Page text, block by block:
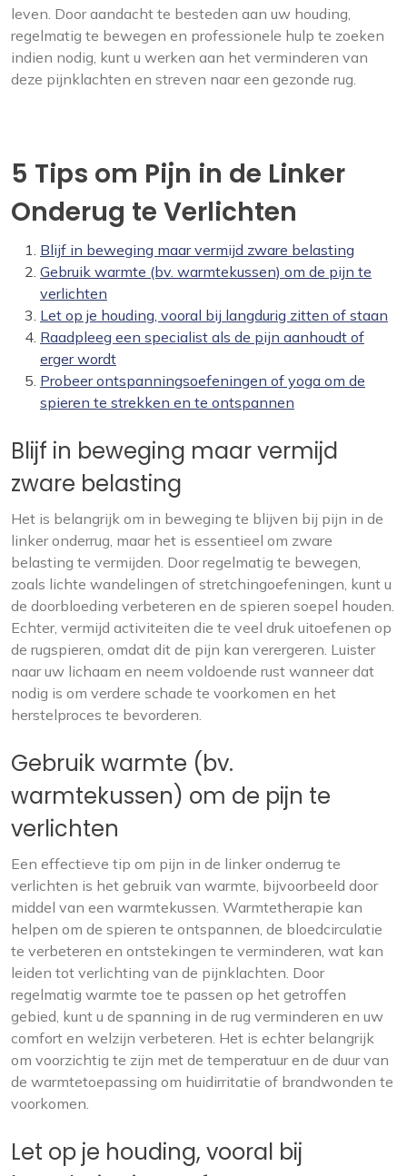
leven. Door aandacht te besteden aan uw houding,
regelmatig te bewegen en professionele hulp te zoeken
indien nodig, kunt u werken aan het verminderen van
deze pijnklachten en streven naar een gezonde rug.
5 Tips om Pijn in de Linker
Onderug te Verlichten
Blijf in beweging maar vermijd zware belasting
Gebruik warmte (bv. warmtekussen) om de pijn te
verlichten
Let op je houding, vooral bij langdurig zitten of staan
Raadpleeg een specialist als de pijn aanhoudt of
erger wordt
Probeer ontspanningsoefeningen of yoga om de
spieren te strekken en te ontspannen
Blijf in beweging maar vermijd
zware belasting
Het is belangrijk om in beweging te blijven bij pijn in de
linker onderrug, maar het is essentieel om zware
belasting te vermijden. Door regelmatig te bewegen,
zoals lichte wandelingen of stretchingoefeningen, kunt u
de doorbloeding verbeteren en de spieren soepel houden.
Echter, vermijd activiteiten die te veel druk uitoefenen op
de rugspieren, omdat dit de pijn kan verergeren. Luister
naar uw lichaam en neem voldoende rust wanneer dat
nodig is om verdere schade te voorkomen en het
herstelproces te bevorderen.
Gebruik warmte (bv.
warmtekussen) om de pijn te
verlichten
Een effectieve tip om pijn in de linker onderrug te
verlichten is het gebruik van warmte, bijvoorbeeld door
middel van een warmtekussen. Warmtetherapie kan
helpen om de spieren te ontspannen, de bloedcirculatie
te verbeteren en ontstekingen te verminderen, wat kan
leiden tot verlichting van de pijnklachten. Door
regelmatig warmte toe te passen op het getroffen
gebied, kunt u de spanning in de rug verminderen en uw
comfort en welzijn verbeteren. Het is echter belangrijk
om voorzichtig te zijn met de temperatuur en de duur van
de warmtetoepassing om huidirritatie of brandwonden te
voorkomen.
Let op je houding, vooral bij